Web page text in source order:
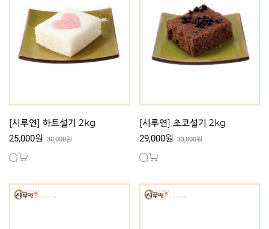
[시루연] 하트설기 2kg
25,000원 30,000원
[시루연] 초코설기 2kg
29,000원 33,000원